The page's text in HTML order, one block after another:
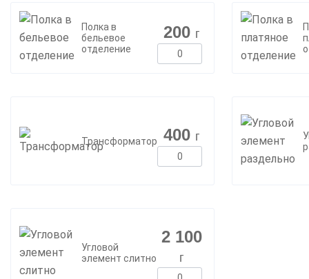
Полка в
бельевое
отделение
200 г
Трансформатор 400 г
Угловой
элемент слитно
2 100
г